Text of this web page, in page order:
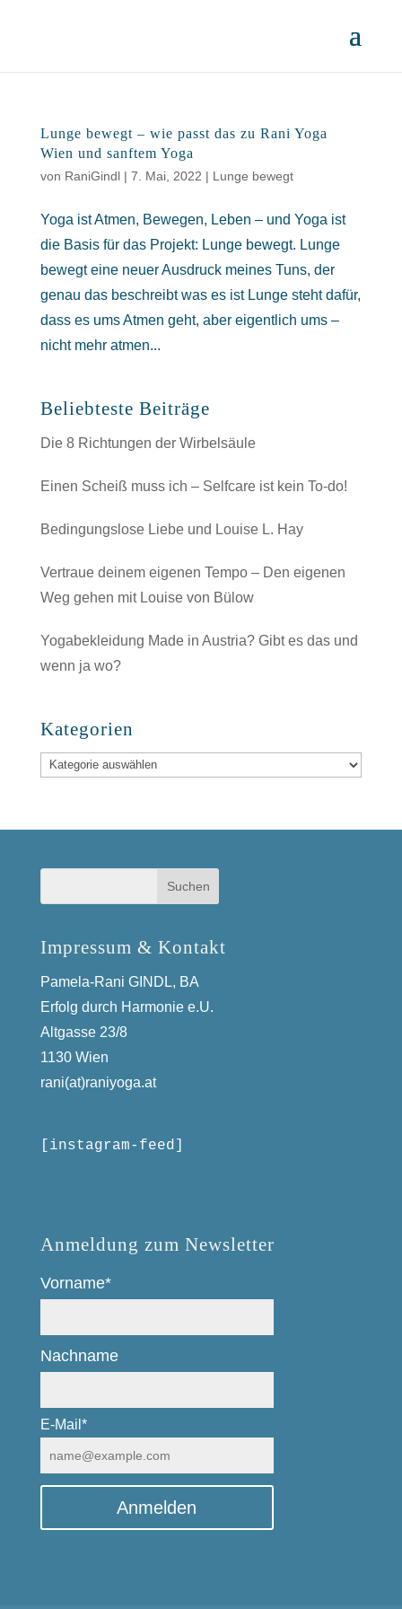
Lunge bewegt – wie passt das zu Rani Yoga
Wien und sanftem Yoga
von RaniGindl| 7. Mai, 2022 | Lunge bewegt
Yoga ist Atmen, Bewegen, Leben – und Yoga ist
die Basis für das Projekt: Lunge bewegt. Lunge
bewegt eine neuer Ausdruck meines Tuns, der
genau das beschreibt was es ist Lunge steht dafür,
dass es ums Atmen geht, aber eigentlich ums –
nicht mehr atmen...
Beliebteste Beiträge
Die 8 Richtungen der Wirbelsäule
Einen Scheiß muss ich – Selfcare ist kein To-do!
Bedingungslose Liebe und Louise L. Hay
Vertraue deinem eigenen Tempo – Den eigenen
Weg gehen mit Louise von Bülow
Yogabekleidung Made in Austria? Gibt es das und
wenn ja wo?
Kategorien
Kategorien
Impressum & Kontakt
Pamela-Rani GINDL, BA
Erfolg durch Harmonie e.U.
Altgasse 23/8
1130 Wien
rani(at)raniyoga.at
[instagram-feed]
Anmeldung zum Newsletter
Vorname*
Nachname
E-Mail*
Anmelden